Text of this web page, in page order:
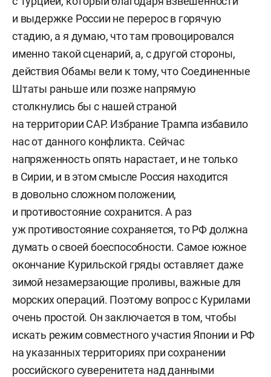
и выдержке России не перерос в горячую
стадию, а я думаю, что там провоцировался
именно такой сценарий, а, с другой стороны,
действия Обамы вели к тому, что Соединенные
Штаты раньше или позже напрямую
столкнулись бы с нашей страной
на территории САР. Избрание Трампа избавило
нас от данного конфликта. Сейчас
напряженность опять нарастает, и не только
в Сирии, и в этом смысле Россия находится
в довольно сложном положении,
и противостояние сохранится. А раз
уж противостояние сохраняется, то РФ должна
думать о своей боеспособности. Самое южное
окончание Курильской гряды оставляет даже
зимой незамерзающие проливы, важные для
морских операций. Поэтому вопрос с Курилами
очень простой. Он заключается в том, чтобы
искать режим совместного участия Японии и РФ
на указанных территориях при сохранении
российского суверенитета над данными